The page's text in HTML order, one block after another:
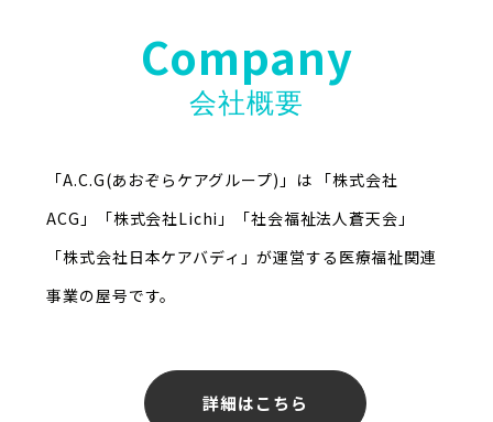
Company
会社概要
「A.C.G(あおぞらケアグループ)」は 「株式会社
ACG」「株式会社Lichi」「社会福祉法人蒼天会」
「株式会社日本ケアバディ」が運営する医療福祉関連
事業の屋号です。
詳細はこちら